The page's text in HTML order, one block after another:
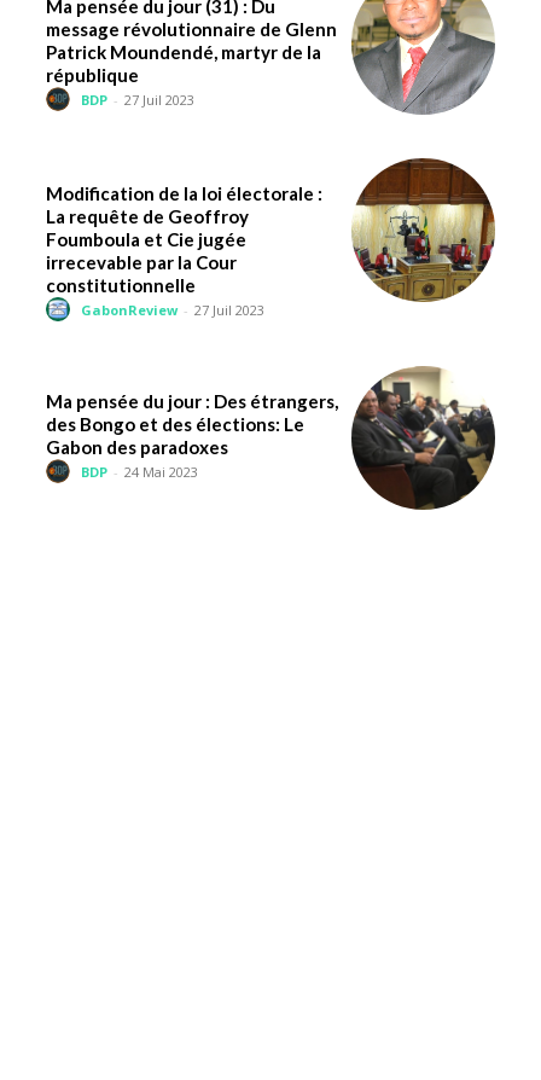
Ma pensée du jour (31) : Du
message révolutionnaire de Glenn
Patrick Moundendé, martyr de la
république
BDP - 27 Juil 2023
Modification de la loi électorale :
La requête de Geoffroy
Foumboula et Cie jugée
irrecevable par la Cour
constitutionnelle
GabonReview - 27 Juil 2023
Ma pensée du jour : Des étrangers,
des Bongo et des élections: Le
Gabon des paradoxes
BDP - 24 Mai 2023